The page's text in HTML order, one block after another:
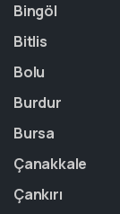
Bingöl
Bitlis
Bolu
Burdur
Bursa
Çanakkale
Çankırı